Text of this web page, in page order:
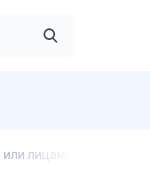
лицами без